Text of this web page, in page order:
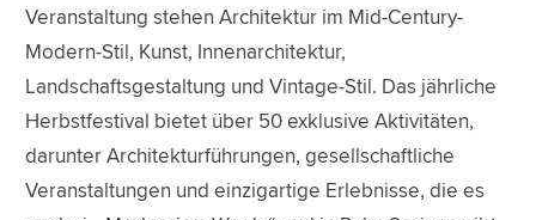
Veranstaltung stehen Architektur im Mid-Century-
Modern-Stil, Kunst, Innenarchitektur,
Landschaftsgestaltung und Vintage-Stil. Das jährliche
Herbstfestival bietet über 50 exklusive Aktivitäten,
darunter Architekturführungen, gesellschaftliche
Veranstaltungen und einzigartige Erlebnisse, die es